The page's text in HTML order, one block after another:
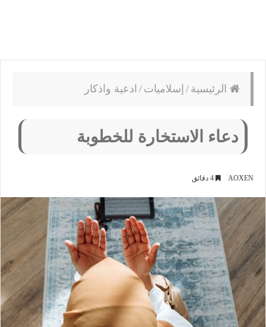
الرئيسية / إسلاميات / ادعية واذكار
دعاء الاستخارة للخطوبة
AOXEN